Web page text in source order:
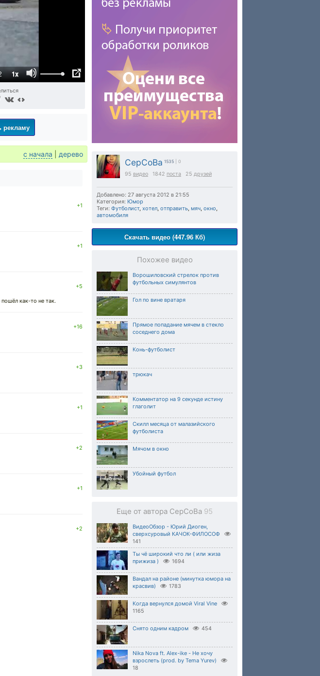
1x
CepCoBa 1535 | 0
95 видео 1842 поста 25 друзей
Добавлено: 27 августа 2012 в 21:55
Категория: Юмор
Теги: Футболист, хотел, отправить, мяч, окно,
автомобиля
Скачать видео (447.96 Кб)
Похожее видео
Ворошиловский стрелок против
футбольных симулянтов
Гол по вине вратаря
Прямое попадание мячем в стекло
соседнего дома
Конь-футболист
трюкач
Комментатор на 9 секунде истину
глаголит
Скилл месяца от малазийского
футболиста
Мячом в окно
Убойный футбол
Еще от автора CepCoBa 95
ВидеоОбзор - Юрий Диоген,
сверхсуровый КАЧОК-ФИЛОСОФ
141
Ты чё широкий что ли ( или жиза
прижиза )
1694
Вандал на районе (минутка юмора на
красвив)
1783
Когда вернулся домой Viral Vine
1165
Снято одним кадром 454
Nika Nova ft. Alex-ike - Не хочу
взрослеть (prod. by Tema Yurev)
18
рекламу
с начала дерево
+1
+1
+5
как-то не так.
+16
+3
+1
+2
+1
+2